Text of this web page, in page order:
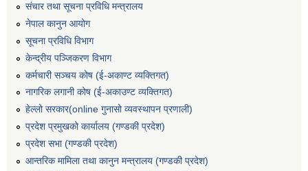
संचार तथा सूचना प्रविधि मन्त्रालय
नेपाल कानुन आयोग
सूचना प्रविधि विभाग
केन्द्रीय पञ्जिकरण विभाग
कर्मचारी सञ्‍चय कोष (ई‍-अकाण्ट व्यक्तिगत)
नागरिक लगानी कोष (ई-अकाउण्ट व्यक्तिगत)
हेल्लो सरकार(online गुनासो व्यवस्थापन प्रणाली)
प्रदेश प्रमुखको कार्यालय (गण्डकी प्रदेश)
प्रदेश सभा (गण्डकी प्रदेश)
आन्तरिक मामिला तथा कानुन मन्त्रालय (गण्डकी प्रदेश)